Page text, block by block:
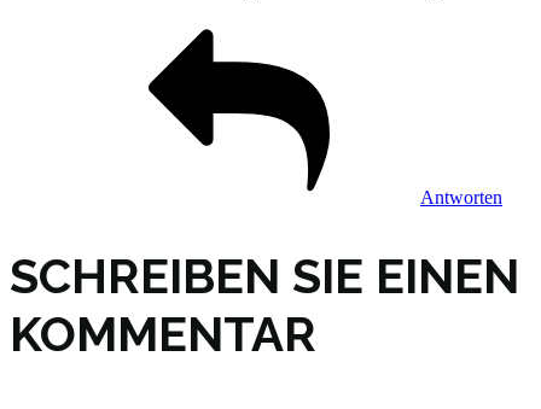
Antworten
SCHREIBEN SIE EINEN
KOMMENTAR